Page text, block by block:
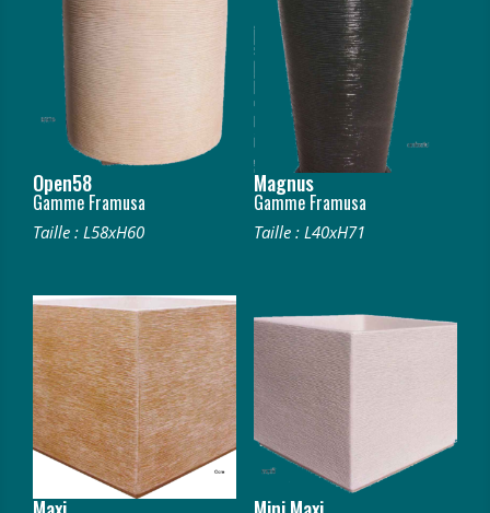
Open58
Gamme Framusa
Taille : L58xH60
Magnus
Gamme Framusa
Taille : L40xH71